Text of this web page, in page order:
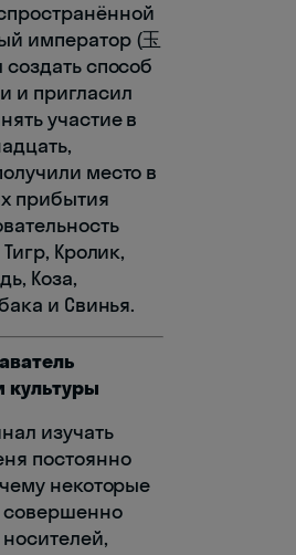
император (玉
способ
и пригласил
участие в
место в
прибытия
Кролик,
Коза,
и Свинья.
культуры
изучать
постоянно
некоторые
совершенно